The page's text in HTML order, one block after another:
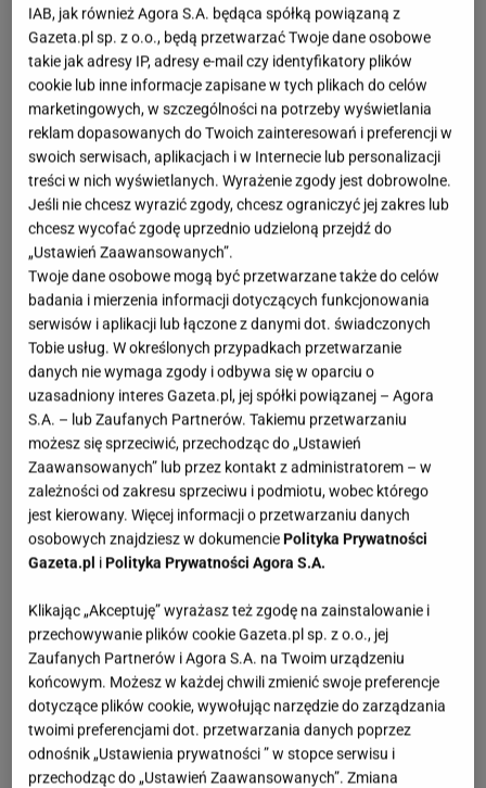
IAB, jak również Agora S.A. będąca spółką powiązaną z
Gazeta.pl sp. z o.o., będą przetwarzać Twoje dane osobowe
takie jak adresy IP, adresy e-mail czy identyfikatory plików
cookie lub inne informacje zapisane w tych plikach do celów
marketingowych, w szczególności na potrzeby wyświetlania
reklam dopasowanych do Twoich zainteresowań i preferencji w
swoich serwisach, aplikacjach i w Internecie lub personalizacji
treści w nich wyświetlanych. Wyrażenie zgody jest dobrowolne.
Jeśli nie chcesz wyrazić zgody, chcesz ograniczyć jej zakres lub
chcesz wycofać zgodę uprzednio udzieloną przejdź do
„Ustawień Zaawansowanych”.
Twoje dane osobowe mogą być przetwarzane także do celów
badania i mierzenia informacji dotyczących funkcjonowania
serwisów i aplikacji lub łączone z danymi dot. świadczonych
Tobie usług. W określonych przypadkach przetwarzanie
danych nie wymaga zgody i odbywa się w oparciu o
uzasadniony interes Gazeta.pl, jej spółki powiązanej – Agora
S.A. – lub Zaufanych Partnerów. Takiemu przetwarzaniu
możesz się sprzeciwić, przechodząc do „Ustawień
Zaawansowanych” lub przez kontakt z administratorem – w
zależności od zakresu sprzeciwu i podmiotu, wobec którego
jest kierowany. Więcej informacji o przetwarzaniu danych
osobowych znajdziesz w dokumenciePolityka Prywatności
Gazeta.pl iPolityka Prywatności Agora S.A.
Klikając „Akceptuję” wyrażasz też zgodę na zainstalowanie i
przechowywanie plików cookie Gazeta.pl sp. z o.o., jej
Zaufanych Partnerów i Agora S.A. na Twoim urządzeniu
końcowym. Możesz w każdej chwili zmienić swoje preferencje
dotyczące plików cookie, wywołując narzędzie do zarządzania
twoimi preferencjami dot. przetwarzania danych poprzez
odnośnik „Ustawienia prywatności ” w stopce serwisu i
przechodząc do „Ustawień Zaawansowanych”. Zmiana